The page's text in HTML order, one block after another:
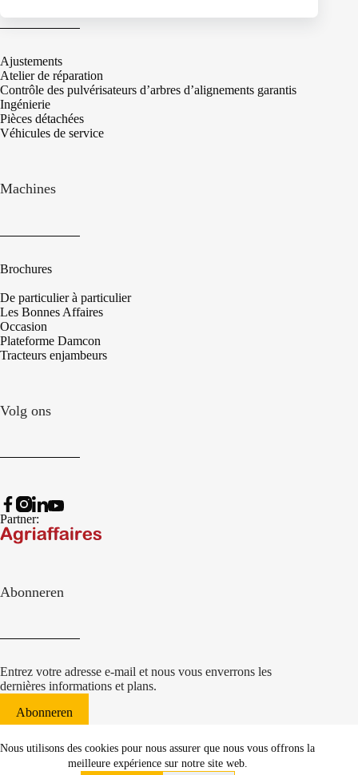
Nous utilisons des cookies pour nous assurer que nous vous offrons la
meilleure expérience sur notre site web.
Ajustements
Atelier de réparation
Contrôle des pulvérisateurs d’arbres d’alignements garantis
Ingénierie
Pièces détachées
Véhicules de service
Machines
Brochures
De particulier à particulier
Les Bonnes Affaires
Occasion
Plateforme Damcon
Tracteurs enjambeurs
Volg ons
Partner:
Abonneren
Entrez votre adresse e-mail et nous vous enverrons les
dernières informations et plans.
Abonneren
websiteontwikkeling Communicatieregisseurs*